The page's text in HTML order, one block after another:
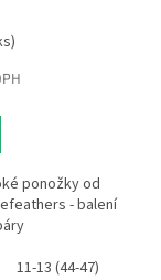
ponožky od
- balení
11-13 (44-47)